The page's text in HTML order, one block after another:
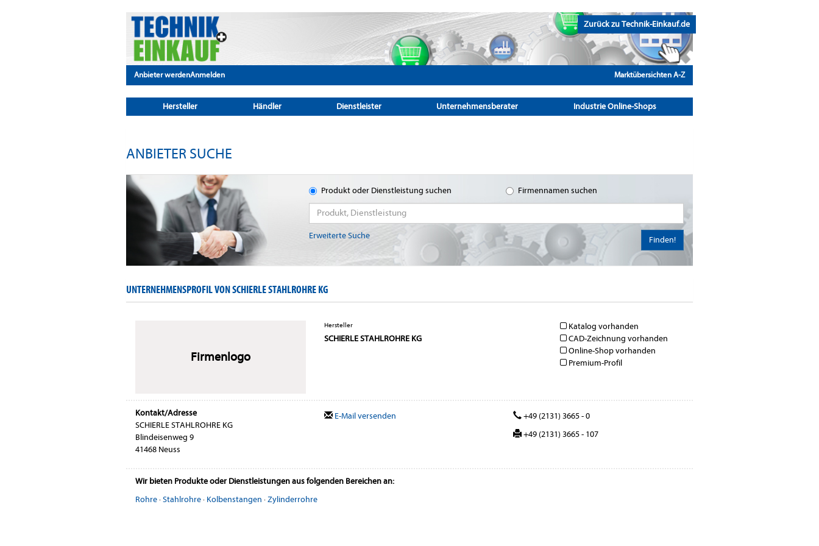
Zurück zu Technik-Einkauf.de
Anbieter werdenAnmelden Marktübersichten A-Z
Hersteller Händler Dienstleister Unternehmensberater Industrie Online-Shops
ANBIETER SUCHE
Produkt oder Dienstleistung suchen Firmennamen suchen
Erweiterte Suche Finden!
UNTERNEHMENSPROFIL VON SCHIERLE STAHLROHRE KG
Firmenlogo
Hersteller
SCHIERLE STAHLROHRE KG
Katalog vorhanden
CAD-Zeichnung vorhanden
Online-Shop vorhanden
Premium-Profil
Kontakt/Adresse
SCHIERLE STAHLROHRE KG
Blindeisenweg 9
41468 Neuss
E-Mail versenden
+49 (2131) 3665 - 0
+49 (2131) 3665 - 107
Wir bieten Produkte oder Dienstleistungen aus folgenden Bereichen an:
Rohre·Stahlrohre· Kolbenstangen ·Zylinderrohre